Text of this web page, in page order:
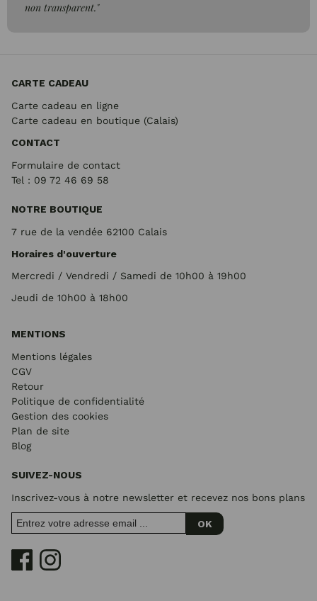
non transparent."
CARTE CADEAU
Carte cadeau en ligne
Carte cadeau en boutique (Calais)
CONTACT
Formulaire de contact
Tel : 09 72 46 69 58
NOTRE BOUTIQUE
7 rue de la vendée 62100 Calais
Horaires d'ouverture
Mercredi / Vendredi / Samedi de 10h00 à 19h00
Jeudi de 10h00 à 18h00
MENTIONS
Mentions légales
CGV
Retour
Politique de confidentialité
Gestion des cookies
Plan de site
Blog
SUIVEZ-NOUS
Inscrivez-vous à notre newsletter et recevez nos bons plans
OK